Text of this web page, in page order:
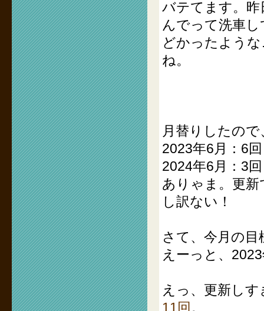
バテてます。
んでって洗車
どかったよう
ね。
月替りしたの
2023年6月：6回
2024年6月：3回
ありゃま。更
し訳ない！
さて、今月の目
えーっと、
えっ、更新し
11回。